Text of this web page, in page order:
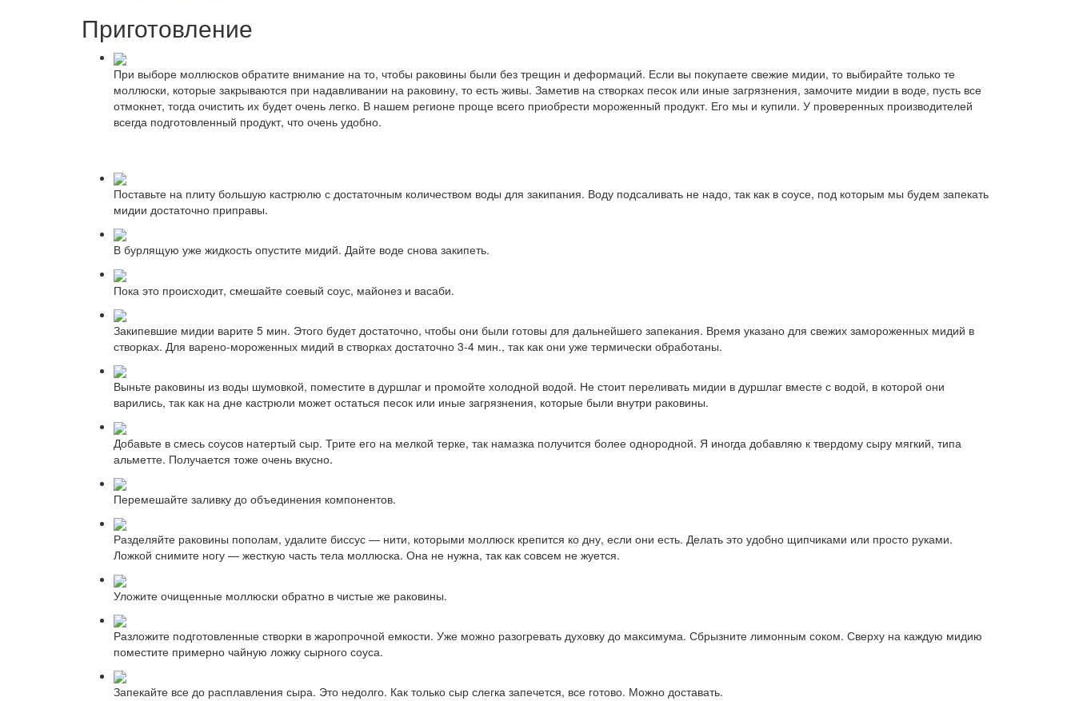
Приготовление
При выборе моллюсков обратите внимание на то, чтобы раковины были без трещин и деформаций. Если вы покупаете свежие мидии, то выбирайте только те
моллюски, которые закрываются при надавливании на раковину, то есть живы. Заметив на створках песок или иные загрязнения, замочите мидии в воде, пусть все
отмокнет, тогда очистить их будет очень легко. В нашем регионе проще всего приобрести мороженный продукт. Его мы и купили. У проверенных производителей
всегда подготовленный продукт, что очень удобно.
Поставьте на плиту большую кастрюлю с достаточным количеством воды для закипания. Воду подсаливать не надо, так как в соусе, под которым мы будем запекать
мидии достаточно приправы.
В бурлящую уже жидкость опустите мидий. Дайте воде снова закипеть.
Пока это происходит, смешайте соевый соус, майонез и васаби.
Закипевшие мидии варите 5 мин. Этого будет достаточно, чтобы они были готовы для дальнейшего запекания. Время указано для свежих замороженных мидий в
створках. Для варено-мороженных мидий в створках достаточно 3-4 мин., так как они уже термически обработаны.
Выньте раковины из воды шумовкой, поместите в дуршлаг и промойте холодной водой. Не стоит переливать мидии в дуршлаг вместе с водой, в которой они
варились, так как на дне кастрюли может остаться песок или иные загрязнения, которые были внутри раковины.
Добавьте в смесь соусов натертый сыр. Трите его на мелкой терке, так намазка получится более однородной. Я иногда добавляю к твердому сыру мягкий, типа
альметте. Получается тоже очень вкусно.
Перемешайте заливку до объединения компонентов.
Разделяйте раковины пополам, удалите биссус — нити, которыми моллюск крепится ко дну, если они есть. Делать это удобно щипчиками или просто руками.
Ложкой снимите ногу — жесткую часть тела моллюска. Она не нужна, так как совсем не жуется.
Уложите очищенные моллюски обратно в чистые же раковины.
Разложите подготовленные створки в жаропрочной емкости. Уже можно разогревать духовку до максимума. Сбрызните лимонным соком. Сверху на каждую мидию
поместите примерно чайную ложку сырного соуса.
Запекайте все до расплавления сыра. Это недолго. Как только сыр слегка запечется, все готово. Можно доставать.